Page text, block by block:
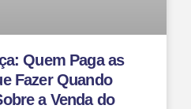
Quem Paga as
Fazer Quando
a Venda do